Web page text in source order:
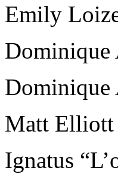
Emily
Dominique
Dominique
Matt Elliott
Ignatus